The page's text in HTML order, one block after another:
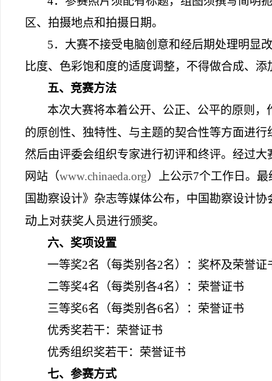
区、拍摄地点和拍摄日期。
5．大赛不接受电脑创意和经后期处理明显
比度、色彩饱和度的适度调整，不得做合成、
五、竞赛方法
本次大赛将本着公开、公正、公平的原则
的原创性、独特性、与主题的契合性等方面进行
然后由评委会组织专家进行初评和终评。经过
网站（www.chinaeda.org）上公示7个工作日。
国勘察设计》杂志等媒体公布，中国勘察设计协
动上对获奖人员进行颁奖。
六、奖项设置
一等奖2名（每类别各2名）：奖杯及荣誉证
二等奖4名（每类别各4名）：荣誉证书
三等奖6名（每类别各6名）：荣誉证书
优秀奖若干：荣誉证书
优秀组织奖若干：荣誉证书
七、参赛方式